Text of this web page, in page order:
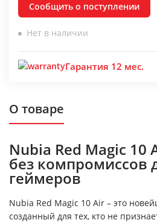
Сообщить о поступлении
Нет в наличии
Гарантия 12 мес.
О товаре
Nubia Red Magic
без компромиссов
геймеров
Nubia Red Magic 10 Air – это
созданный для тех, кто не